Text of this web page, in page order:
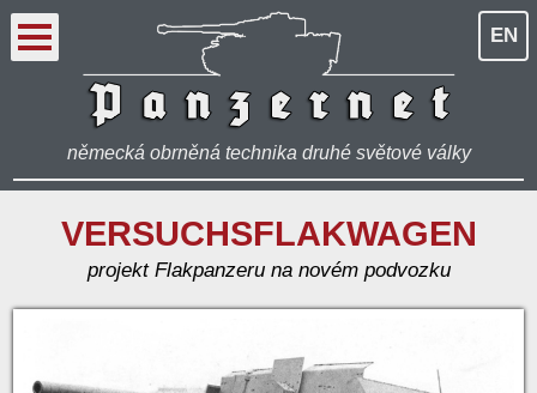
EN
německá obrněná technika druhé světové války
VERSUCHSFLAKWAGEN
projekt Flakpanzeru na novém podvozku